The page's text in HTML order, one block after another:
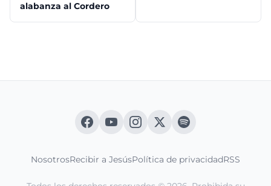
alabanza al Cordero
NosotrosRecibir a JesúsPolítica de privacidadRSS